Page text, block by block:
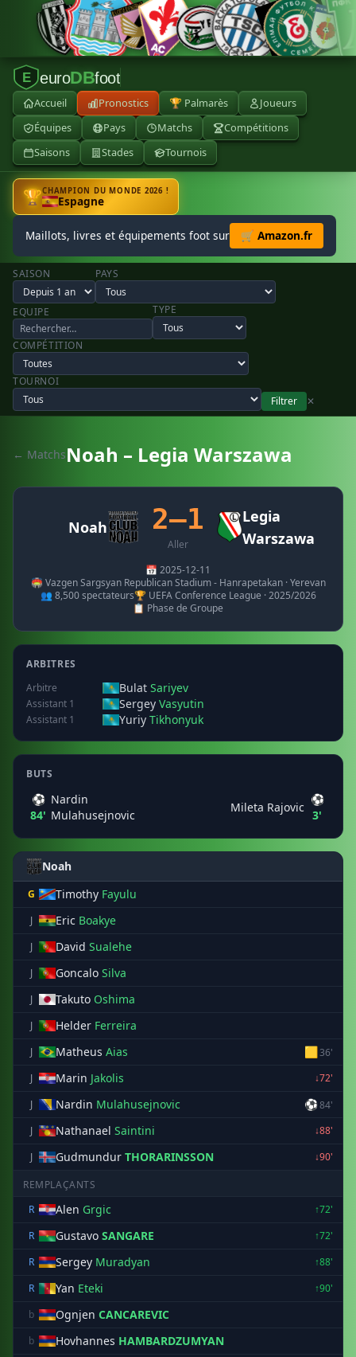
E euroDBfoot
Accueil Pronostics 🏆 Palmarès
Joueurs
Équipes
Pays Matchs
Compétitions
Saisons
Stades Tournois
🏆CHAMPION DU MONDE 2026 !
Espagne
Maillots, livres et équipements foot sur 🛒 Amazon.fr
SAISON PAYS
EQUIPE TYPE
COMPÉTITION
TOURNOI
Filtrer
✕
← MatchsNoah – Legia Warszawa
Noah 2–1
Aller
Legia
Warszawa
📅 2025-12-11
🏟️ Vazgen Sargsyan Republican Stadium - Hanrapetakan · Yerevan
👥 8,500 spectateurs🏆 UEFA Conference League · 2025/2026
📋 Phase de Groupe
ARBITRES
Arbitre
Bulat Sariyev
Assistant 1 Sergey Vasyutin
Assistant 1 Yuriy Tikhonyuk
BUTS
⚽
84'
Nardin
Mulahusejnovic
Mileta Rajovic
⚽
3'
Noah
G Timothy Fayulu
J Eric Boakye
J David Sualehe
J Goncalo Silva
J Takuto Oshima
J Helder Ferreira
J Matheus Aias 🟨36'
J
Marin Jakolis
↓72'
J
Nardin Mulahusejnovic ⚽84'
J
Nathanael Saintini
↓88'
J
Gudmundur THORARINSSON ↓90'
REMPLAÇANTS
R
Alen Grgic
↑72'
R
Gustavo SANGARE
↑72'
R
Sergey Muradyan
↑88'
R
Yan Eteki
↑90'
b
Ognjen CANCAREVIC
b Hovhannes HAMBARDZUMYAN